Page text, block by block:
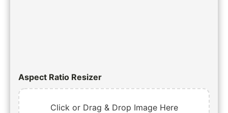
Aspect Ratio Resizer
Click or Drag & Drop Image Here